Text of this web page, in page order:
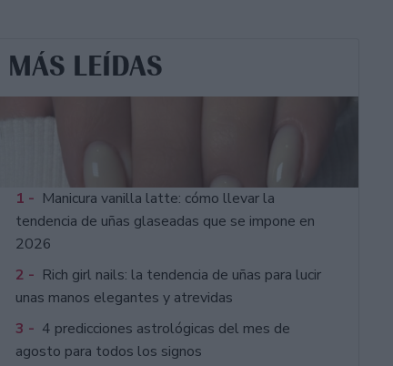
MÁS LEÍDAS
1 - Manicura vanilla latte: cómo llevar la
tendencia de uñas glaseadas que se impone en
2026
2 - Rich girl nails: la tendencia de uñas para lucir
unas manos elegantes y atrevidas
3 - 4 predicciones astrológicas del mes de
agosto para todos los signos